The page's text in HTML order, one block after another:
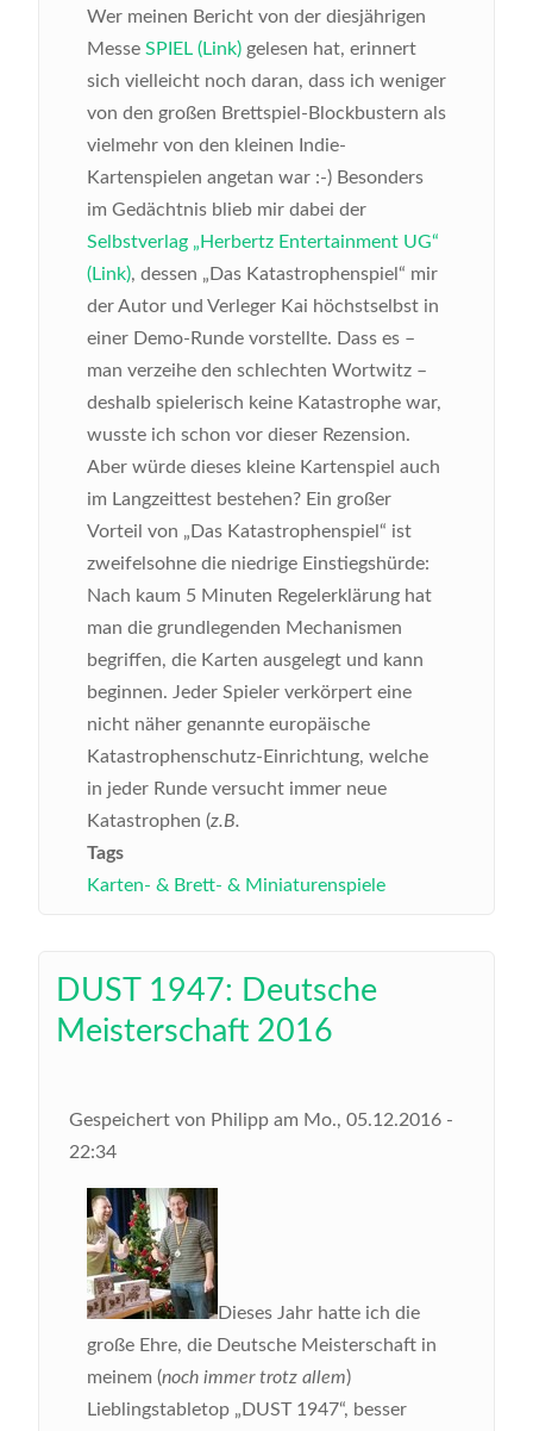
Wer meinen Bericht von der diesjährigen
Messe SPIEL (Link) gelesen hat, erinnert
sich vielleicht noch daran, dass ich weniger
von den großen Brettspiel-Blockbustern als
vielmehr von den kleinen Indie-
Kartenspielen angetan war :-) Besonders
im Gedächtnis blieb mir dabei der
Selbstverlag „Herbertz Entertainment UG“
(Link), dessen „Das Katastrophenspiel“ mir
der Autor und Verleger Kai höchstselbst in
einer Demo-Runde vorstellte. Dass es –
man verzeihe den schlechten Wortwitz –
deshalb spielerisch keine Katastrophe war,
wusste ich schon vor dieser Rezension.
Aber würde dieses kleine Kartenspiel auch
im Langzeittest bestehen? Ein großer
Vorteil von „Das Katastrophenspiel“ ist
zweifelsohne die niedrige Einstiegshürde:
Nach kaum 5 Minuten Regelerklärung hat
man die grundlegenden Mechanismen
begriffen, die Karten ausgelegt und kann
beginnen. Jeder Spieler verkörpert eine
nicht näher genannte europäische
Katastrophenschutz-Einrichtung, welche
in jeder Runde versucht immer neue
Katastrophen (z.B.
Tags
Karten- & Brett- & Miniaturenspiele
DUST 1947: Deutsche
Meisterschaft 2016
Gespeichert von Philipp am Mo., 05.12.2016 -
22:34
Dieses Jahr hatte ich die
große Ehre, die Deutsche Meisterschaft in
meinem (noch immer trotz allem)
Lieblingstabletop „DUST 1947“, besser